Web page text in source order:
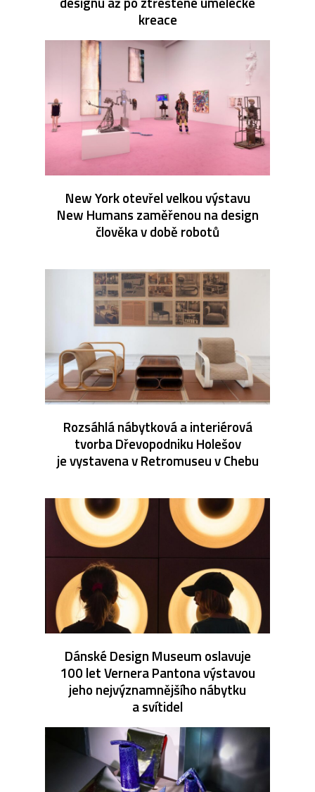
kreace
New York otevřel velkou výstavu
New Humans zaměřenou na design
člověka v době robotů
Rozsáhlá nábytková a interiérová
tvorba Dřevopodniku Holešov
je vystavena v Retromuseu v Chebu
Dánské Design Museum oslavuje
100 let Vernera Pantona výstavou
jeho nejvýznamnějšího nábytku
a svítidel